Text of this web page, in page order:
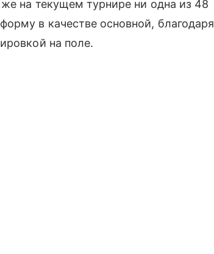
на текущем турнире ни одна из 48
в качестве основной, благодаря
на поле.